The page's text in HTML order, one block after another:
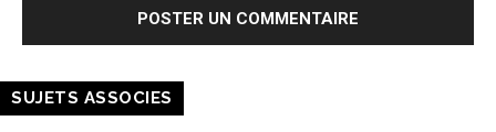
SUJETS ASSOCIES